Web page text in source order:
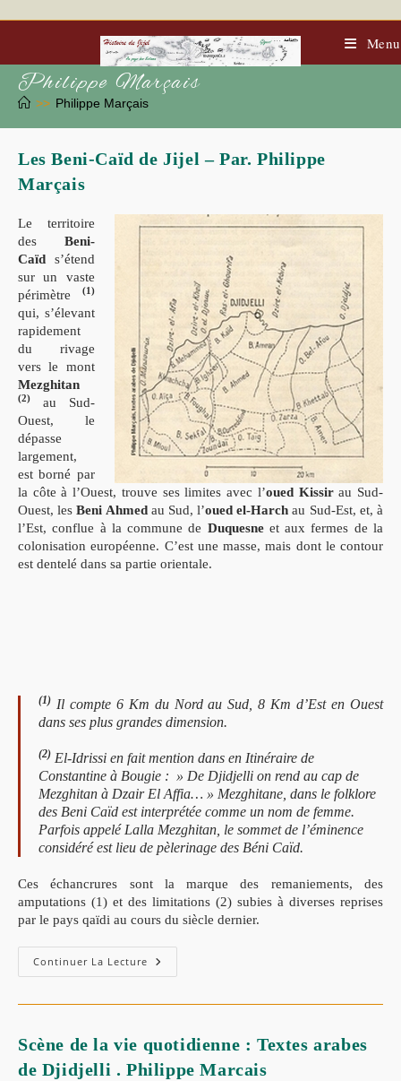
to
Menu
Philippe Marçais
>> Philippe Marçais
Les Beni-Caïd de Jijel – Par. Philippe
Marçais
Le territoire
des Beni-
Caïd s’étend
sur un vaste
périmètre
(1)
qui, s’élevant
rapidement
du rivage
vers le mont
Mezghitan
(2)
au Sud-
Ouest, le
dépasse
largement,
est borné par
la côte à l’Ouest, trouve ses limites avec l’oued Kissirau Sud-
Ouest, lesBeni Ahmedau Sud, l’oued el-Harch au Sud-Est, et, à
l’Est, conflue à la commune de Duquesneet aux fermes de la
colonisation européenne. C’est une masse, mais dont le contour
est dentelé dans sa partie orientale.
(1) Il compte 6 Km du Nord au Sud, 8 Km d’Est en Ouest
dans ses plus grandes dimension.
(2) El-Idrissi en fait mention dans en Itinéraire de
Constantine à Bougie : » De Djidjelli on rend au cap de
Mezghitan à Dzair El Affia… » Mezghitane, dans le folklore
des Beni Caïd est interprétée comme un nom de femme.
Parfois appelé Lalla Mezghitan, le sommet de l’éminence
considéré est lieu de pèlerinage des Béni Caïd.
Ces échancrures sont la marque des remaniements, des
amputations (1) et des limitations (2) subies à diverses reprises
par le pays qaïdi au cours du siècle dernier.
Continuer La Lecture Les
Beni-
Philippe
Marçais
Scène de la vie quotidienne : Textes arabes
de Djidjelli . Philippe Marcais